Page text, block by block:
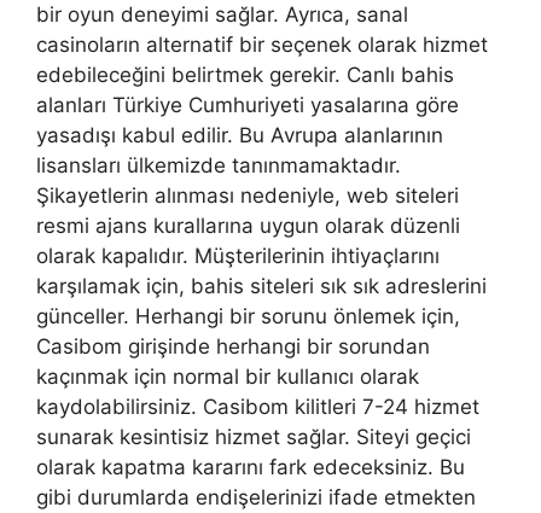
bir oyun deneyimi sağlar. Ayrıca, sanal
casinoların alternatif bir seçenek olarak hizmet
edebileceğini belirtmek gerekir. Canlı bahis
alanları Türkiye Cumhuriyeti yasalarına göre
yasadışı kabul edilir. Bu Avrupa alanlarının
lisansları ülkemizde tanınmamaktadır.
Şikayetlerin alınması nedeniyle, web siteleri
resmi ajans kurallarına uygun olarak düzenli
olarak kapalıdır. Müşterilerinin ihtiyaçlarını
karşılamak için, bahis siteleri sık sık adreslerini
günceller. Herhangi bir sorunu önlemek için,
Casibom girişinde herhangi bir sorundan
kaçınmak için normal bir kullanıcı olarak
kaydolabilirsiniz. Casibom kilitleri 7-24 hizmet
sunarak kesintisiz hizmet sağlar. Siteyi geçici
olarak kapatma kararını fark edeceksiniz. Bu
gibi durumlarda endişelerinizi ifade etmekten